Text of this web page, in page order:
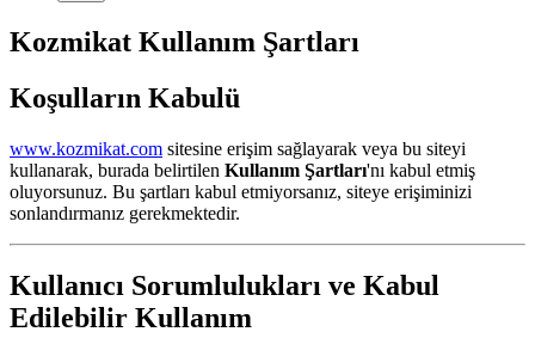
Kozmikat Kullanım Şartları
Koşulların Kabulü
www.kozmikat.com sitesine erişim sağlayarak veya bu siteyi
kullanarak, burada belirtilen Kullanım Şartları'nı kabul etmiş
oluyorsunuz. Bu şartları kabul etmiyorsanız, siteye erişiminizi
sonlandırmanız gerekmektedir.
Kullanıcı Sorumlulukları ve Kabul
Edilebilir Kullanım